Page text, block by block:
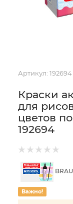
Артикул: 192694
Краски
для
цветов
192694
Важно!